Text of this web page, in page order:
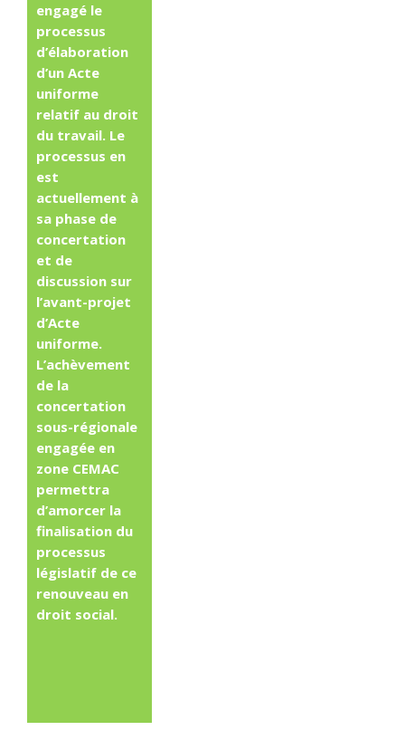
engagé le
processus
d’élaboration
d’un Acte
uniforme
relatif au droit
du travail. Le
processus en
est
actuellement à
sa phase de
concertation
et de
discussion sur
l’avant-projet
d’Acte
uniforme.
L’achèvement
de la
concertation
sous-régionale
engagée en
zone CEMAC
permettra
d’amorcer la
finalisation du
processus
législatif de ce
renouveau en
droit social.